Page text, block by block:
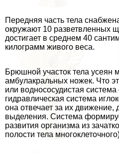
Передняя часть тела
окружают 10 разветвленных
достигает в среднем 40
килограмм живого веса.
Брюшной участок тела усеян
амбулакральных ножек. Что
или воднососудистая система
гидравлическая система
она отвечает за их движение,
выделения. Система
развития организма из
полости тела